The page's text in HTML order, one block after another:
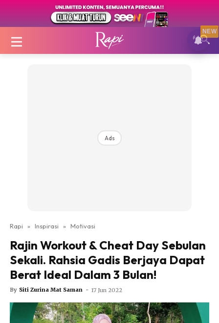
Login|Register
Nutrisi
Video
Fit Rapi
Glow Up Rapi
Ads
Rapi » Inspirasi » Motivasi
Rajin Workout & Cheat Day Sebulan
Sekali. Rahsia Gadis Berjaya Dapat
Berat Ideal Dalam 3 Bulan!
By Siti Zurina Mat Saman - 17 Jun 2022
NEW